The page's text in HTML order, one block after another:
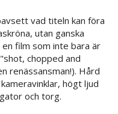
vad titeln kan föra
utan ganska
film som inte bara är
chopped and
renässansman!). Hård
högt ljud
och torg.